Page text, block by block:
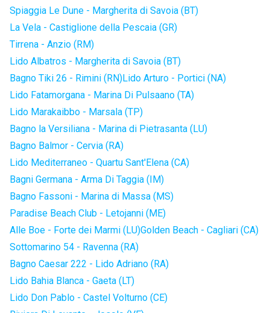
Spiaggia Le Dune - Margherita di Savoia (BT)
La Vela - Castiglione della Pescaia (GR)
Tirrena - Anzio (RM)
Lido Albatros - Margherita di Savoia (BT)
Bagno Tiki 26 - Rimini (RN)Lido Arturo - Portici (NA)
Lido Fatamorgana - Marina Di Pulsaano (TA)
Lido Marakaibbo - Marsala (TP)
Bagno la Versiliana - Marina di Pietrasanta (LU)
Bagno Balmor - Cervia (RA)
Lido Mediterraneo - Quartu Sant'Elena (CA)
Bagni Germana - Arma Di Taggia (IM)
Bagno Fassoni - Marina di Massa (MS)
Paradise Beach Club - Letojanni (ME)
Alle Boe - Forte dei Marmi (LU)Golden Beach - Cagliari (CA)
Sottomarino 54 - Ravenna (RA)
Bagno Caesar 222 - Lido Adriano (RA)
Lido Bahia Blanca - Gaeta (LT)
Lido Don Pablo - Castel Volturno (CE)